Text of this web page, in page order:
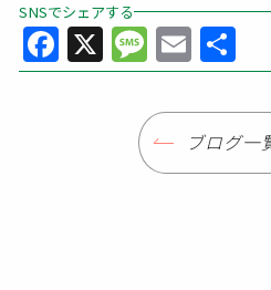
SNSでシェアする
Facebook
X Message
Email
有
ブログ一